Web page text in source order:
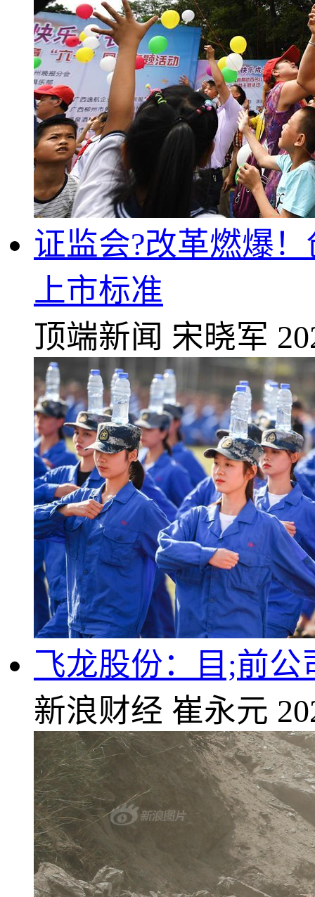
证监会?改革燃爆
上市标准
顶端新闻 宋晓军
飞龙股份：目;前公
新浪财经 崔永元